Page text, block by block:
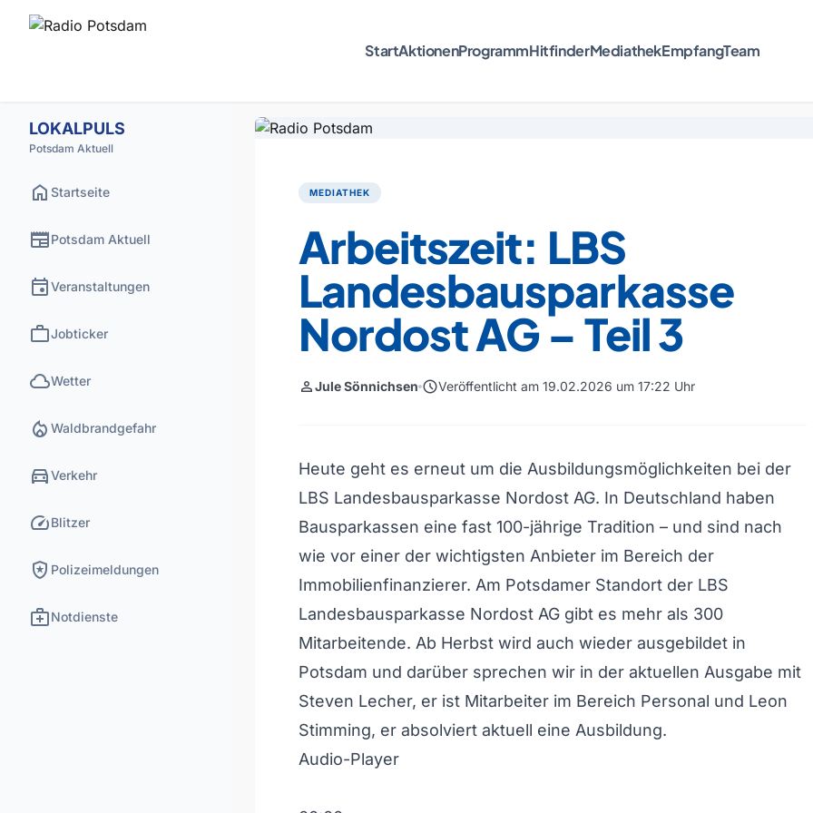
StartAktionenProgrammHitfinderMediathekEmpfangTeam
LOKALPULS
Potsdam Aktuell
home Startseite
newspaperPotsdam Aktuell
eventVeranstaltungen
workJobticker
cloudWetter
local_fire_department Waldbrandgefahr
directions_carVerkehr
speedBlitzer
local_police Polizeimeldungen
medical_servicesNotdienste
MEDIATHEK
Arbeitszeit: LBS
Landesbausparkasse
Nordost AG – Teil 3
personJule Sönnichsen scheduleVeröffentlicht am 19.02.2026 um 17:22 Uhr
Heute geht es erneut um die Ausbildungsmöglichkeiten bei der
LBS Landesbausparkasse Nordost AG. In Deutschland haben
Bausparkassen eine fast 100-jährige Tradition – und sind nach
wie vor einer der wichtigsten Anbieter im Bereich der
Immobilienfinanzierer. Am Potsdamer Standort der LBS
Landesbausparkasse Nordost AG gibt es mehr als 300
Mitarbeitende. Ab Herbst wird auch wieder ausgebildet in
Potsdam und darüber sprechen wir in der aktuellen Ausgabe mit
Steven Lecher, er ist Mitarbeiter im Bereich Personal und Leon
Stimming, er absolviert aktuell eine Ausbildung.
Audio-Player